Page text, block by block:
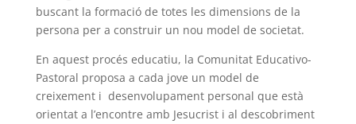
buscant la formació de totes les dimensions de la
persona per a construir un nou model de societat.
En aquest procés educatiu, la Comunitat Educativo-
Pastoral proposa a cada jove un model de
creixement i desenvolupament personal que està
orientat a l’encontre amb Jesucrist i al descobriment